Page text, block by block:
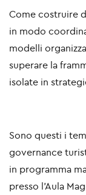
Come costruire
in modo
modelli
superare la
isolate in
Sono questi i
governance
in programma
presso l’Aula